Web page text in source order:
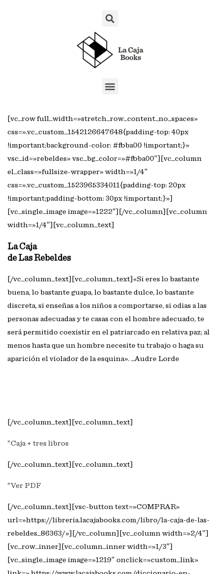
[vc_row full_width=»stretch_row_content_no_spaces»
css=».vc_custom_1542126647648{padding-top: 40px
!important;background-color: #fbba00 !important;}»
vsc_id=»rebeldes» vsc_bg_color=»#fbba00″][vc_column
el_class=»fullsize-wrapper» width=»1/4″
css=».vc_custom_1523965334011{padding-top: 20px
!important;padding-bottom: 30px !important;}»]
[vc_single_image image=»1222″][/vc_column][vc_column
width=»1/4″][vc_column_text]
La Caja
de Las Rebeldes
[/vc_column_text][vc_column_text]«Si eres lo bastante
buena, lo bastante guapa, lo bastante dulce, lo bastante
discreta, si enseñas a los niños a comportarse, si odias a las
personas adecuadas y te casas con el hombre adecuado, te
será permitido coexistir en el patriarcado en relativa paz; al
menos hasta que un hombre necesite tu trabajo o haga su
aparición el violador de la esquina». _Audre Lorde
[/vc_column_text][vc_column_text]
*Caja + tres libros
[/vc_column_text][vc_column_text]
*Ver PDF
[/vc_column_text][vsc-button text=»COMPRAR»
url=»https://libreria.lacajabooks.com/libro/la-caja-de-las-
rebeldes_86363/»][/vc_column][vc_column width=»2/4″]
[vc_row_inner][vc_column_inner width=»1/3″]
[vc_single_image image=»1219″ onclick=»custom_link»